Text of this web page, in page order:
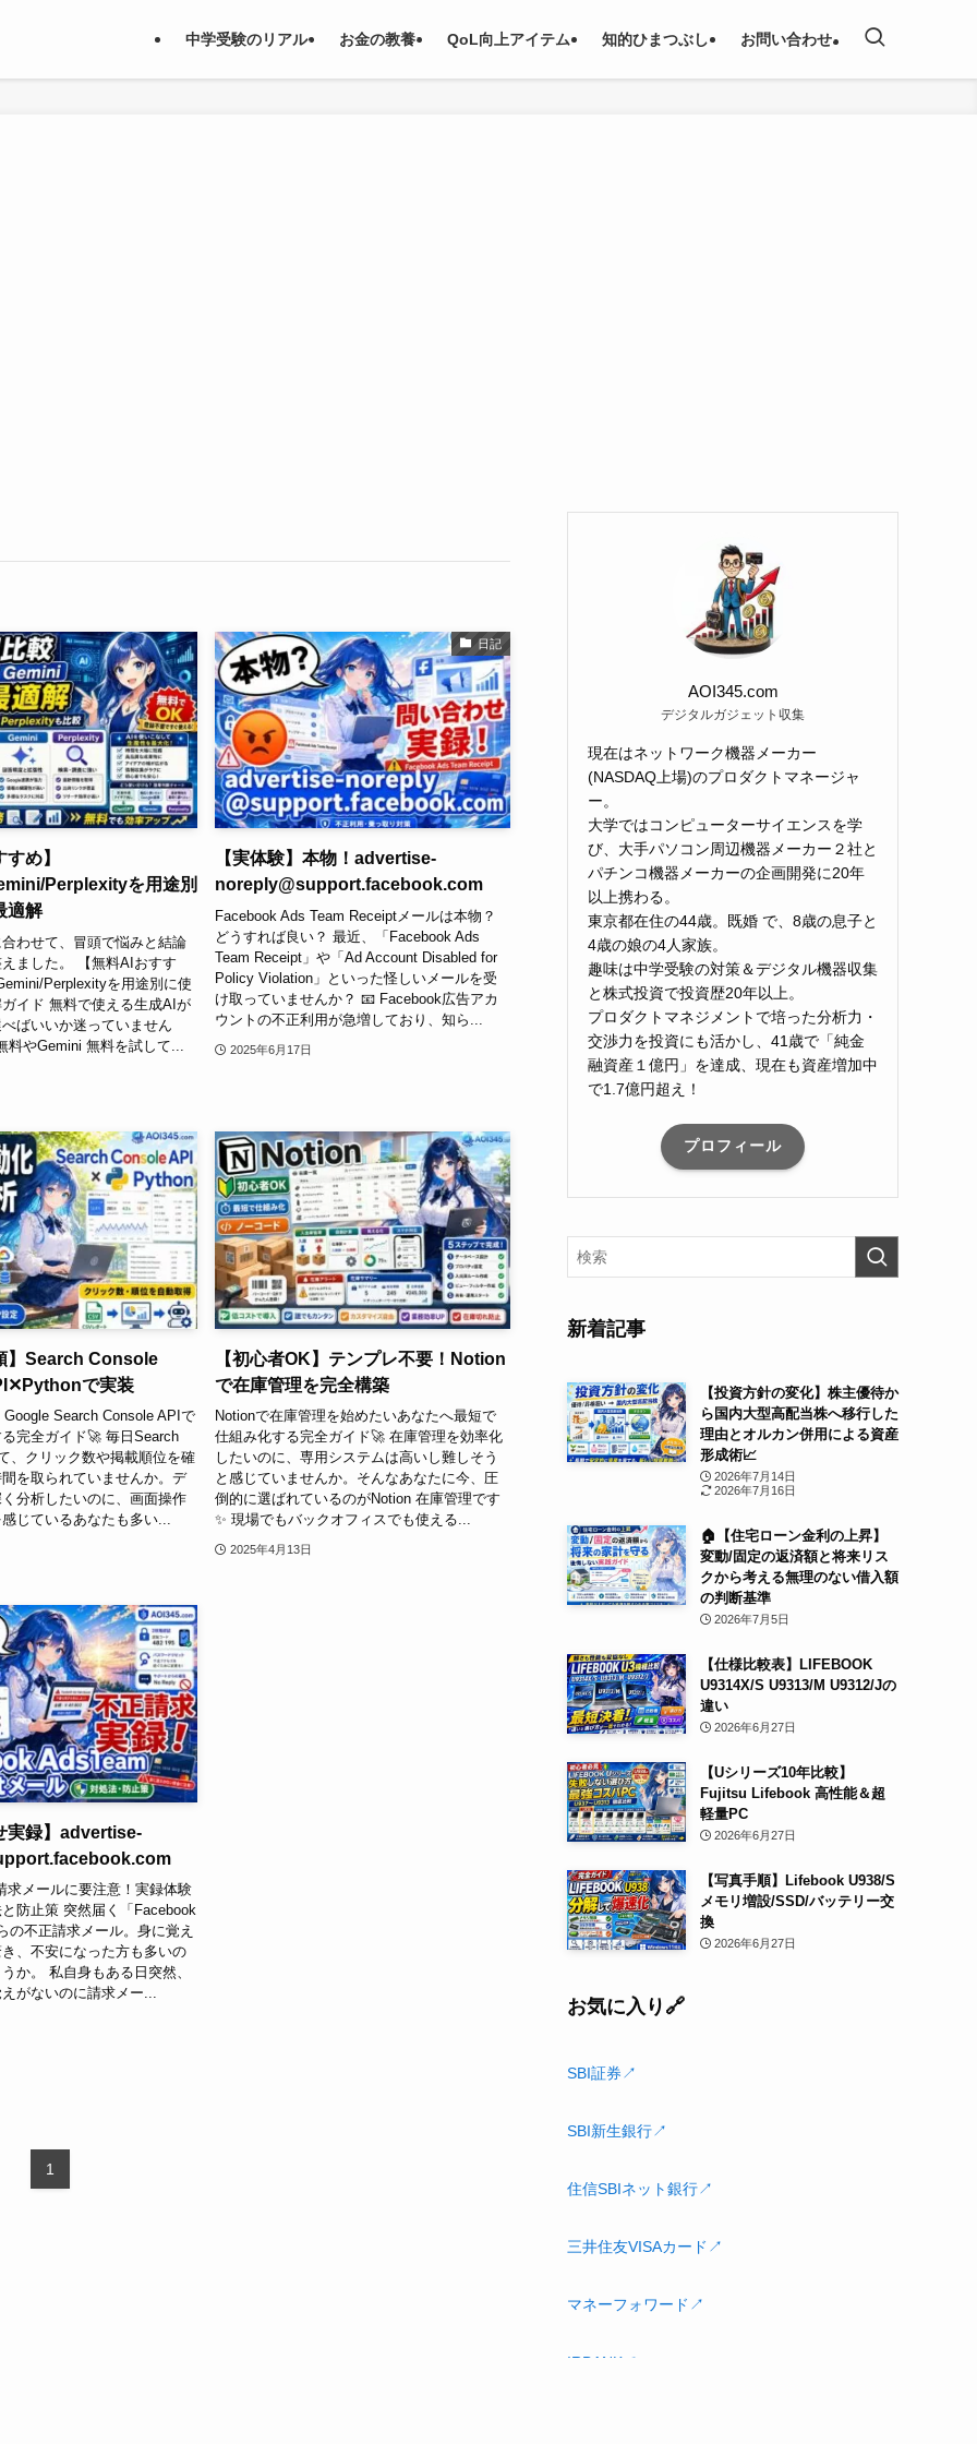
中学受験のリアル お金の教養 QoL向上アイテム 知的ひまつぶし お問い合わせ
め】
Perplexityを用途別
適解
わせて、冒頭で悩みと結論
ました。 【無料AIおすす
Perplexityを用途別に使
イド 無料で使える生成AIが
ばいいか迷っていません
料やGemini 無料を試して...
日記
【実体験】本物！advertise-
noreply@support.facebook.com
Facebook Ads Team Receiptメールは本物？
どうすれば良い？ 最近、「Facebook Ads
Team Receipt」や「Ad Account Disabled for
Policy Violation」といった怪しいメールを受
け取っていませんか？ 📧 Facebook広告アカ
ウントの不正利用が急増しており、知ら...
2025年6月17日
】Search Console
で実装
Search Console APIで
完全ガイド🚀 毎日Search
、クリック数や掲載順位を確
を取られていませんか。デ
分析したいのに、画面操作
じているあなたも多い...
【初心者OK】テンプレ不要！Notion
で在庫管理を完全構築
Notionで在庫管理を始めたいあなたへ最短で
仕組み化する完全ガイド🚀 在庫管理を効率化
したいのに、専用システムは高いし難しそう
と感じていませんか。そんなあなたに今、圧
倒的に選ばれているのがNotion 在庫管理です
✨ 現場でもバックオフィスでも使える...
2025年4月13日
実録】advertise-
求メールに要注意！実録体験
防止策 突然届く「Facebook
の不正請求メール。身に覚え
、不安になった方も多いの
か。 私自身もある日突然、
がないのに請求メー...
1
AOI345.com
デジタルガジェット収集
現在はネットワーク機器メーカー
(NASDAQ上場)のプロダクトマネージャ
ー。
大学ではコンピューターサイエンスを学
び、大手パソコン周辺機器メーカー２社と
パチンコ機器メーカーの企画開発に20年
以上携わる。
東京都在住の44歳。既婚 で、8歳の息子と
4歳の娘の4人家族。
趣味は中学受験の対策＆デジタル機器収集
と株式投資で投資歴20年以上。
プロダクトマネジメントで培った分析力・
交渉力を投資にも活かし、41歳で「純金
融資産１億円」を達成、現在も資産増加中
で1.7億円超え！
プロフィール
新着記事
【投資方針の変化】株主優待か
ら国内大型高配当株へ移行した
理由とオルカン併用による資産
形成術📈
2026年7月14日
2026年7月16日
🏠【住宅ローン金利の上昇】
変動/固定の返済額と将来リス
クから考える無理のない借入額
の判断基準
2026年7月5日
【仕様比較表】LIFEBOOK
U9314X/S U9313/M U9312/Jの
違い
2026年6月27日
【Uシリーズ10年比較】
Fujitsu Lifebook 高性能＆超
軽量PC
2026年6月27日
【写真手順】Lifebook U938/S
メモリ増設/SSD/バッテリー交
換
2026年6月27日
お気に入り🔗
SBI証券↗
SBI新生銀行↗
住信SBIネット銀行↗
三井住友VISAカード↗
マネーフォワード↗
IRBANK↗